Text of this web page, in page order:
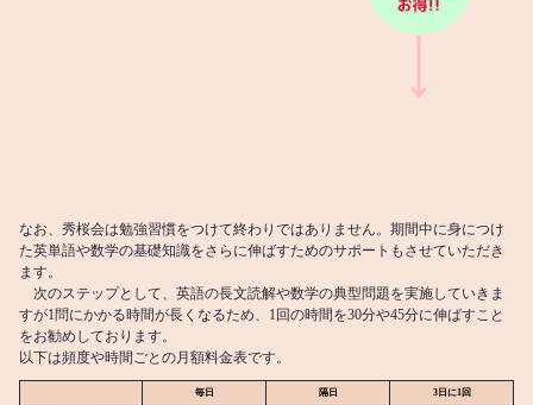
なお、秀桜会は勉強習慣をつけて終わりではありません。期間中に身につけ
た英単語や数学の基礎知識をさらに伸ばすためのサポートもさせていただき
ます。
次のステップとして、英語の長文読解や数学の典型問題を実施していきま
すが1問にかかる時間が長くなるため、1回の時間を30分や45分に伸ばすこと
をお勧めしております。
以下は頻度や時間ごとの月額料金表です。
毎日 隔日 3日に1回